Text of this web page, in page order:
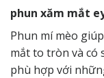
phun xăm mắt
Phun mí mèo
mắt to tròn và có
phù hợp với